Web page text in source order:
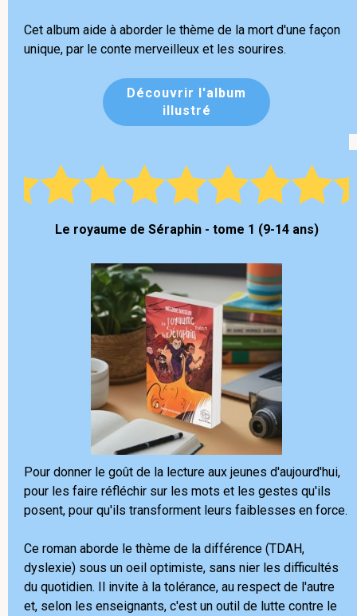
Cet album aide à aborder le thème de la mort d'une façon
unique, par le conte merveilleux et les sourires.
Découvrir l'album
illustré
Le royaume de Séraphin - tome 1 (9-14 ans)
Pour donner le goût de la lecture aux jeunes d'aujourd'hui,
pour les faire réfléchir sur les mots et les gestes qu'ils
posent, pour qu'ils transforment leurs faiblesses en force.
Ce roman aborde le thème de la différence (TDAH,
dyslexie) sous un oeil optimiste, sans nier les difficultés
du quotidien. Il invite à la tolérance, au respect de l'autre
et, selon les enseignants, c'est un outil de lutte contre le